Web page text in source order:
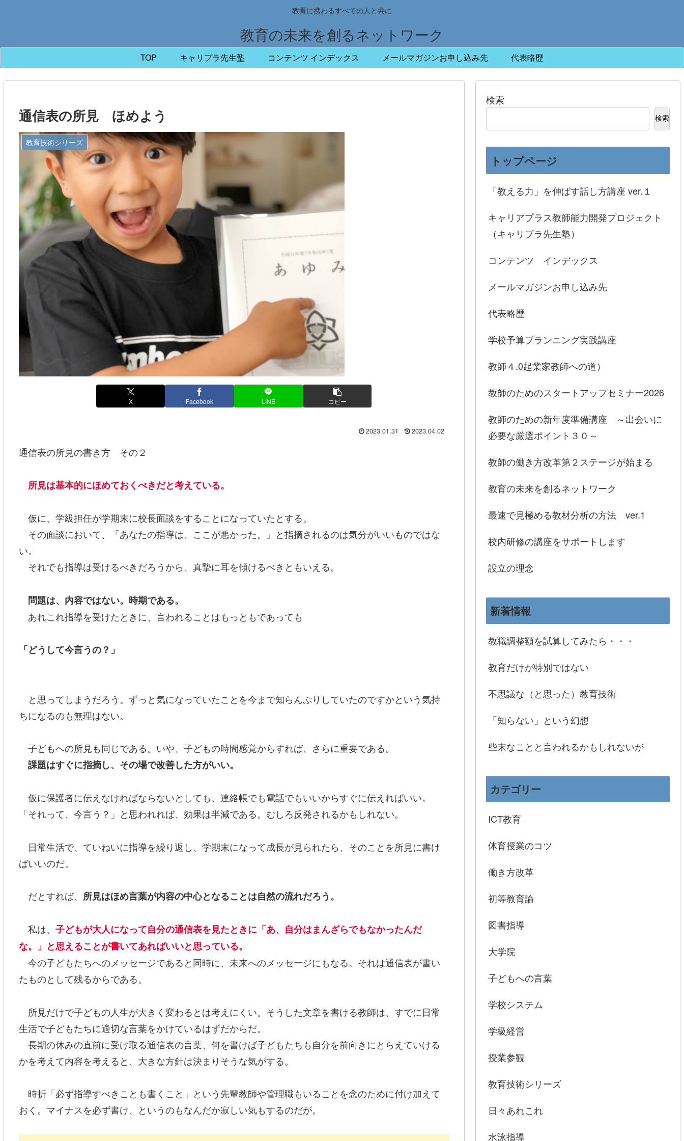
教育に携わるすべての人と共に
教育の未来を創るネットワーク
TOP キャリプラ先生塾 コンテンツ インデックス メールマガジンお申し込み先 代表略歴
通信表の所見 ほめよう
教育技術シリーズ
X Facebook LINE コピー
2023.01.31 2023.04.02
通信表の所見の書き方 その２
所見は基本的にほめておくべきだと考えている。
仮に、学級担任が学期末に校長面談をすることになっていたとする。
その面談において、「あなたの指導は、ここが悪かった。」と指摘されるのは気分がいいものではな
い。
それでも指導は受けるべきだろうから、真摯に耳を傾けるべきともいえる。
問題は、内容ではない。時期である。
あれこれ指導を受けたときに、言われることはもっともであっても
「どうして今言うの？」
と思ってしまうだろう。ずっと気になっていたことを今まで知らんぷりしていたのですかという気持
ちになるのも無理はない。
子どもへの所見も同じである。いや、子どもの時間感覚からすれば、さらに重要である。
課題はすぐに指摘し、その場で改善した方がいい。
仮に保護者に伝えなければならないとしても、連絡帳でも電話でもいいからすぐに伝えればいい。
「それって、今言う？」と思われれば、効果は半減である。むしろ反発されるかもしれない。
日常生活で、ていねいに指導を繰り返し、学期末になって成長が見られたら、そのことを所見に書け
ばいいのだ。
だとすれば、 所見はほめ言葉が内容の中心となることは自然の流れだろう。
私は、 子どもが大人になって自分の通信表を見たときに「あ、自分はまんざらでもなかったんだ
な。」と思えることが書いてあればいいと思っている。
今の子どもたちへのメッセージであると同時に、未来へのメッセージにもなる。それは通信表が書い
たものとして残るからである。
所見だけで子どもの人生が大きく変わるとは考えにくい。そうした文章を書ける教師は、すでに日常
生活で子どもたちに適切な言葉をかけているはずだからだ。
長期の休みの直前に受け取る通信表の言葉、何を書けば子どもたちも自分を前向きにとらえていける
かを考えて内容を考えると、大きな方針は決まりそうな気がする。
時折「必ず指導すべきことも書くこと」という先輩教師や管理職もいることを念のために付け加えて
おく。マイナスを必ず書け、というのもなんだか寂しい気もするのだが。
検索
検索
トップページ
「教える力」を伸ばす話し方講座 ver.１
キャリアプラス教師能力開発プロジェクト
（キャリプラ先生塾）
コンテンツ インデックス
メールマガジンお申し込み先
代表略歴
学校予算プランニング実践講座
教師４.0起業家教師への道）
教師のためのスタートアップセミナー2026
教師のための新年度準備講座 ～出会いに
必要な厳選ポイント３０～
教師の働き方改革第２ステージが始まる
教育の未来を創るネットワーク
最速で見極める教材分析の方法 ver.1
校内研修の講座をサポートします
設立の理念
新着情報
教職調整額を試算してみたら・・・
教育だけが特別ではない
不思議な（と思った）教育技術
「知らない」という幻想
些末なことと言われるかもしれないが
カテゴリー
ICT教育
体育授業のコツ
働き方改革
初等教育論
図書指導
大学院
子どもへの言葉
学校システム
学級経営
授業参観
教育技術シリーズ
日々あれこれ
水泳指導